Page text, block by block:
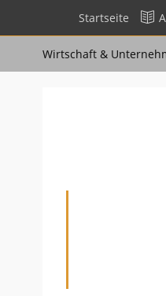
springen
Startseite
Wirtschaft &